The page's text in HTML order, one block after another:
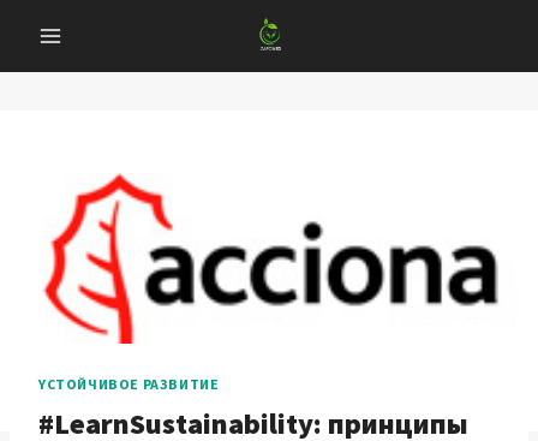
содержанию
YСТОЙЧИВОЕ РАЗВИТИЕ
#LearnSustainability: принципы